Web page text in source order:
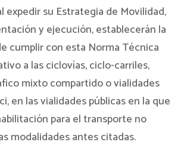
expedir su Estrategia de Movilidad,
y ejecución, establecerán la
cumplir con esta Norma Técnica
a las ciclovías, ciclo-carriles,
mixto compartido o vialidades
en las vialidades públicas en la que
para el transporte no
modalidades antes citadas.